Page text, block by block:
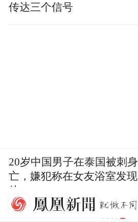
传达三个信号
20岁中国男子在泰国被刺身
亡，嫌犯称在女友浴室发现
他
锦观新闻